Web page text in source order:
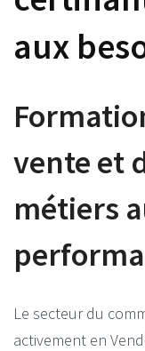
aux
vente et
métiers
Le secteur du
activement en